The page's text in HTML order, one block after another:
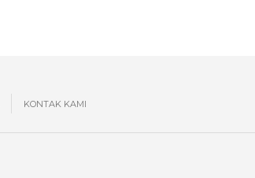
KONTAK KAMI